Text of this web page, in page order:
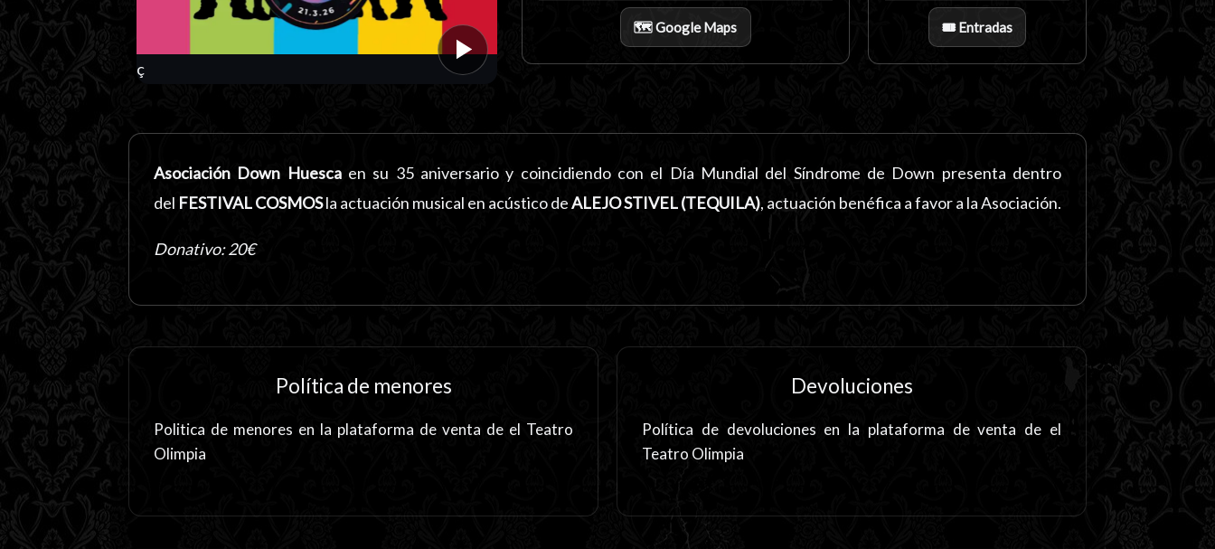
ç
🗺️ Google Maps 🎟️ Entradas
Asociación Down Huescaen su 35 aniversario y coincidiendo con el Día Mundial del Síndrome de Down presenta dentro
del FESTIVAL COSMOSla actuación musical en acústico deALEJO STIVEL (TEQUILA), actuación benéfica a favor a la Asociación.
Donativo: 20€
Política de menores
Politica de menores en la plataforma de venta de el Teatro
Olimpia
Devoluciones
Política de devoluciones en la plataforma de venta de el
Teatro Olimpia